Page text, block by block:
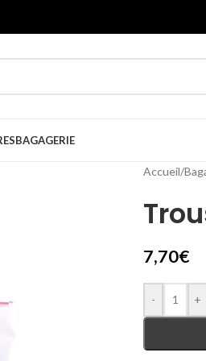
BAGAGERIE
Accueil/
7,70€
- +